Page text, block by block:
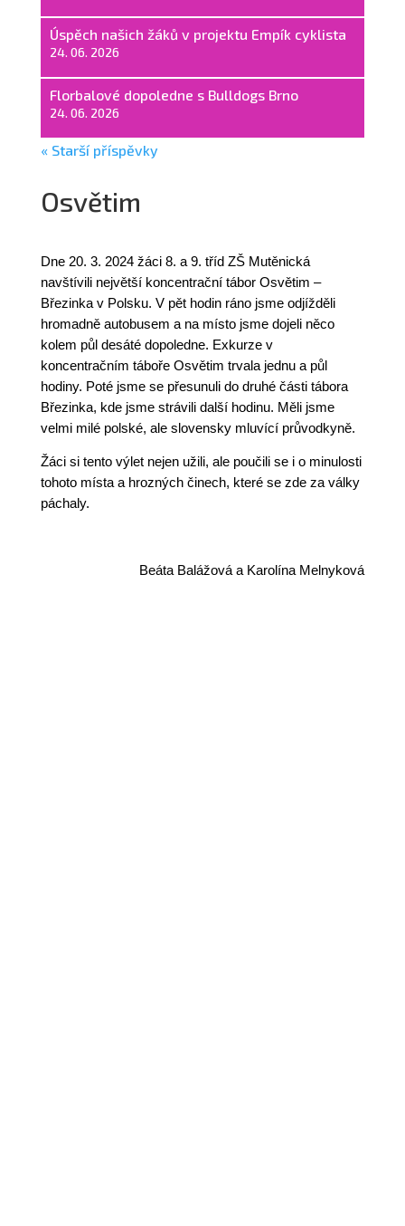
Úspěch našich žáků v projektu Empík cyklista
24. 06. 2026
Florbalové dopoledne s Bulldogs Brno
24. 06. 2026
« Starší příspěvky
Osvětim
Dne 20. 3. 2024 žáci 8. a 9. tříd ZŠ Mutěnická
navštívili největší koncentrační tábor Osvětim –
Březinka v Polsku. V pět hodin ráno jsme odjížděli
hromadně autobusem a na místo jsme dojeli něco
kolem půl desáté dopoledne. Exkurze v
koncentračním táboře Osvětim trvala jednu a půl
hodiny. Poté jsme se přesunuli do druhé části tábora
Březinka, kde jsme strávili další hodinu. Měli jsme
velmi milé polské, ale slovensky mluvící průvodkyně.
Žáci si tento výlet nejen užili, ale poučili se i o minulosti
tohoto místa a hrozných činech, které se zde za války
páchaly.
Beáta Balážová a Karolína Melnyková